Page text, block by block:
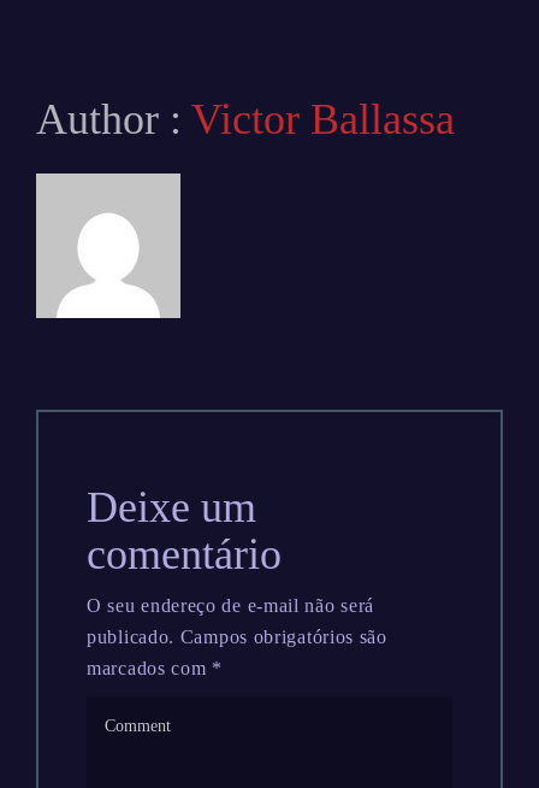
Author : Victor Ballassa
Deixe um
comentário
O seu endereço de e-mail não será
publicado. Campos obrigatórios são
marcados com *